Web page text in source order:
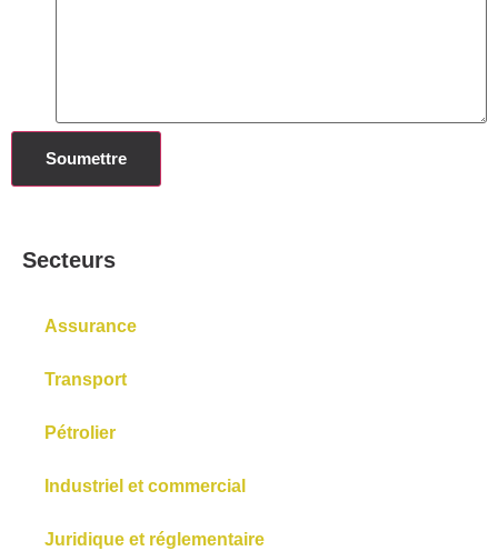
Secteurs
Assurance
Transport
Pétrolier
Industriel et commercial
Juridique et réglementaire